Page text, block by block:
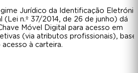
Jurídico da Identificação
n.º 37/2014, de 26 de junho) dá
Móvel Digital para acesso em
(via atributos profissionais), base
à carteira.